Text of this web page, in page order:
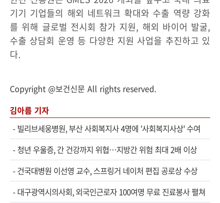
기기 기업들의 해외 네트워크 확대와 수출 역량 강화
를 위해 글로벌 전시회 참가 지원, 해외 바이어 발굴,
수출 상담회 운영 등 다양한 지원 사업을 추진하고 있
다.
Copyright @보건신문 All rights reserved.
김아름 기자
- 빌리브세웅병원, 부산 사회복지사 4명에 '사회복지사상' 수여
- 청년 우울증, 간 건강까지 위협…지방간 위험 최대 2배 이상
- 건국대병원 이선영 교수, 스프링거 네이처 편집 공로상 수상
- 대구광역시의사회, 외국인근로자 100여명 무료 진료봉사 펼쳐